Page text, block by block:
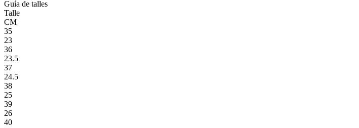
Guía de talles
Talle
CM
35
23
36
23.5
37
24.5
38
25
39
26
40